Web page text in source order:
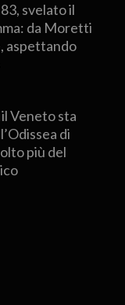
svelato il
da Moretti
aspettando
Veneto sta
di
più del